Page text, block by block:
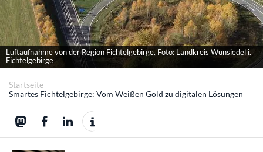
Luftaufnahme von der Region Fichtelgebirge. Foto: Landkreis Wunsiedel i.
Fichtelgebirge
Startseite
Smartes Fichtelgebirge: Vom Weißen Gold zu digitalen Lösungen